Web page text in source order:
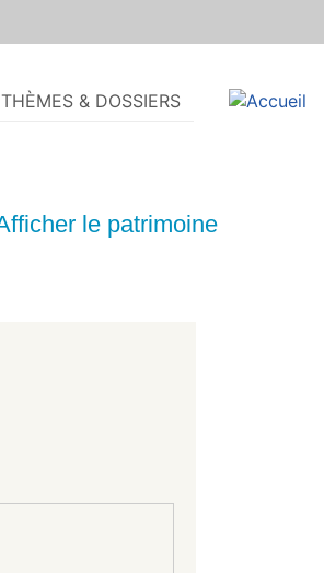
THÈMES & DOSSIERS